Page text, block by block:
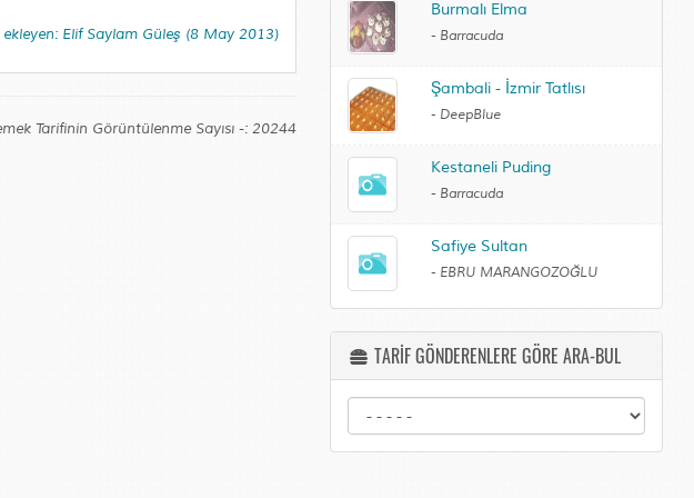
ekleyen: Elif Saylam Güleş (8 May 2013)
Tarifinin Görüntülenme Sayısı -: 20244
Burmalı Elma
- Barracuda
Şambali - İzmir Tatlısı
- DeepBlue
Kestaneli Puding
- Barracuda
Safiye Sultan
- EBRU MARANGOZOĞLU
TARİF GÖNDERENLERE GÖRE ARA-BUL